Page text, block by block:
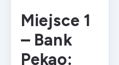
Miejsce 1
– Bank
Pekao: